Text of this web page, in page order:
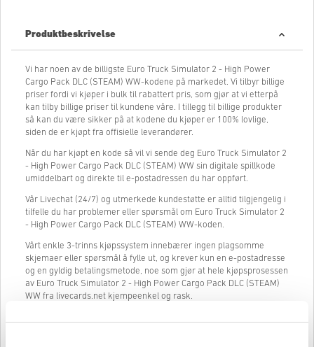
Produktbeskrivelse
Vi har noen av de billigste Euro Truck Simulator 2 - High Power
Cargo Pack DLC (STEAM) WW-kodene på markedet. Vi tilbyr billige
priser fordi vi kjøper i bulk til rabattert pris, som gjør at vi etterpå
kan tilby billige priser til kundene våre. I tillegg til billige produkter
så kan du være sikker på at kodene du kjøper er 100% lovlige,
siden de er kjøpt fra offisielle leverandører.
Når du har kjøpt en kode så vil vi sende deg Euro Truck Simulator 2
- High Power Cargo Pack DLC (STEAM) WW sin digitale spillkode
umiddelbart og direkte til e-postadressen du har oppført.
Vår Livechat (24/7) og utmerkede kundestøtte er alltid tilgjengelig i
tilfelle du har problemer eller spørsmål om Euro Truck Simulator 2
- High Power Cargo Pack DLC (STEAM) WW-koden.
Vårt enkle 3-trinns kjøpssystem innebærer ingen plagsomme
skjemaer eller spørsmål å fylle ut, og krever kun en e-postadresse
og en gyldig betalingsmetode, noe som gjør at hele kjøpsprosessen
av Euro Truck Simulator 2 - High Power Cargo Pack DLC (STEAM)
WW fra livecards.net kjempeenkel og rask.